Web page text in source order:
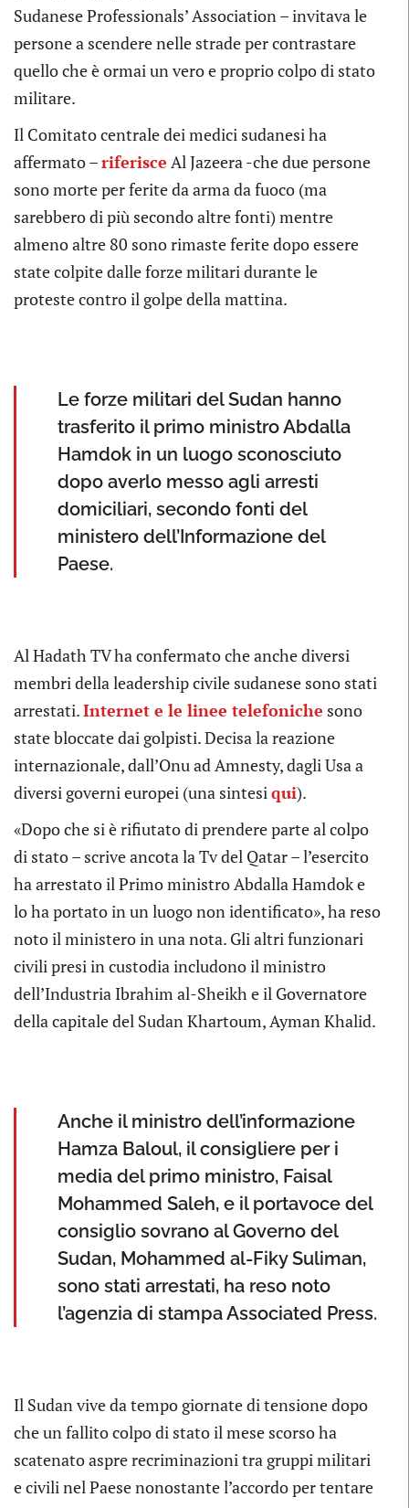
Sudanese Professionals’ Association – invitava le
persone a scendere nelle strade per contrastare
quello che è ormai un vero e proprio colpo di stato
militare.
Il Comitato centrale dei medici sudanesi ha
affermato –riferisce Al Jazeera -che due persone
sono morte per ferite da arma da fuoco (ma
sarebbero di più secondo altre fonti) mentre
almeno altre 80 sono rimaste ferite dopo essere
state colpite dalle forze militari durante le
proteste contro il golpe della mattina.
Le forze militari del Sudan hanno
trasferito il primo ministro Abdalla
Hamdok in un luogo sconosciuto
dopo averlo messo agli arresti
domiciliari, secondo fonti del
ministero dell’Informazione del
Paese.
Al Hadath TV ha confermato che anche diversi
membri della leadership civile sudanese sono stati
arrestati.Internet e le linee telefoniche sono
state bloccate dai golpisti. Decisa la reazione
internazionale, dall’Onu ad Amnesty, dagli Usa a
diversi governi europei (una sintesiqui).
«Dopo che si è rifiutato di prendere parte al colpo
di stato – scrive ancota la Tv del Qatar – l’esercito
ha arrestato il Primo ministro Abdalla Hamdok e
lo ha portato in un luogo non identificato», ha reso
noto il ministero in una nota. Gli altri funzionari
civili presi in custodia includono il ministro
dell’Industria Ibrahim al-Sheikh e il Governatore
della capitale del Sudan Khartoum, Ayman Khalid.
Anche il ministro dell’informazione
Hamza Baloul, il consigliere per i
media del primo ministro, Faisal
Mohammed Saleh, e il portavoce del
consiglio sovrano al Governo del
Sudan, Mohammed al-Fiky Suliman,
sono stati arrestati, ha reso noto
l’agenzia di stampa Associated Press.
Il Sudan vive da tempo giornate di tensione dopo
che un fallito colpo di stato il mese scorso ha
scatenato aspre recriminazioni tra gruppi militari
e civili nel Paese nonostante l’accordo per tentare